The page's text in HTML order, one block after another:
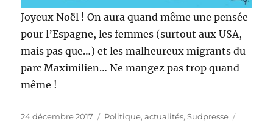
Joyeux Noël ! On aura quand même une pensée
pour l’Espagne, les femmes (surtout aux USA,
mais pas que…) et les malheureux migrants du
parc Maximilien… Ne mangez pas trop quand
même !
Publié
24 décembre 2017 Catégories
Politique, actualités,Sudpresse